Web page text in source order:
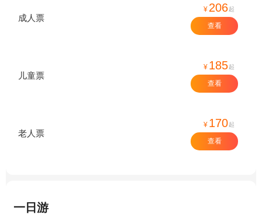
成人票
¥ 206起
查看
儿童票
¥ 185起
查看
老人票
¥ 170起
查看
一日游